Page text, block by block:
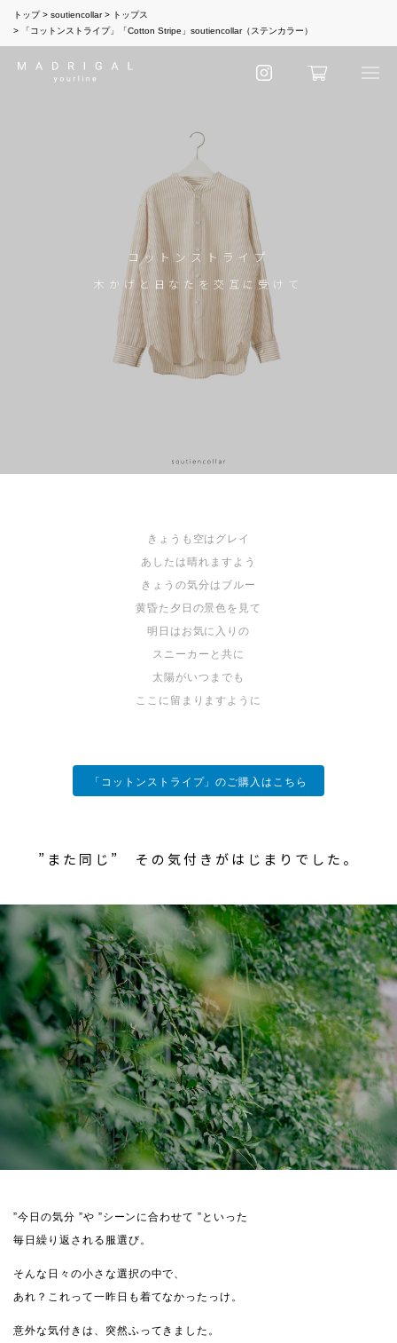
トップ soutiencollar
トップス
「コットンストライプ」「Cotton Stripe」soutiencollar（ステンカラー）
コットンストライプ
木かげと日なたを交互に受けて
きょうも空はグレイ
あしたは晴れますよう
きょうの気分はブルー
黄昏た夕日の景色を見て
明日はお気に入りの
スニーカーと共に
太陽がいつまでも
ここに留まりますように
「コットンストライプ」のご購入はこちら
”また同じ” その気付きがはじまりでした。
”今日の気分 ”や ”シーンに合わせて ”といった
毎日繰り返される服選び。
そんな日々の小さな選択の中で、
あれ？これって一昨日も着てなかったっけ。
意外な気付きは、突然ふってきました。